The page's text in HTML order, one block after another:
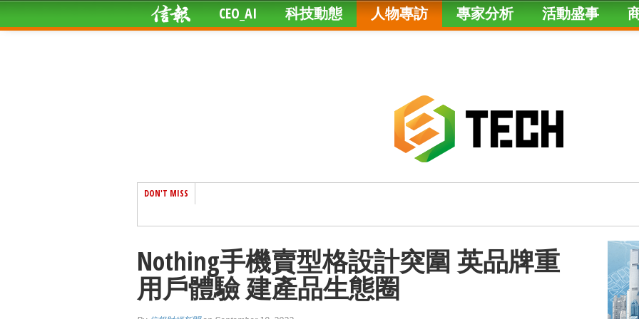
CEO_AI 科技動態 人物專訪 專家分析 活動盛事
DON'T MISS
Nothing手機賣型格設計突圍 英品牌重
用戶體驗 建產品生態圈